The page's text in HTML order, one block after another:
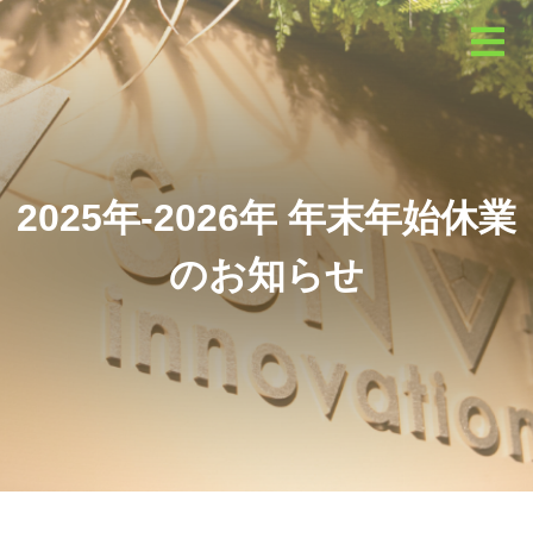
2025年-2026年 年末年始休業
のお知らせ